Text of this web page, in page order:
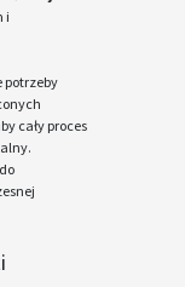
i
potrzeby
cały proces